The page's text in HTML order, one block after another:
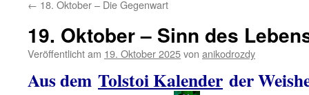
← 18. Oktober – Die Gegenwart
19. Oktober – Sinn des
Veröffentlicht am 19. Oktober 2025von anikodrozdy
Aus dem Tolstoi Kalender der